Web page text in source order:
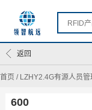
首页 / LZHY2.4G有源人员
返回
600